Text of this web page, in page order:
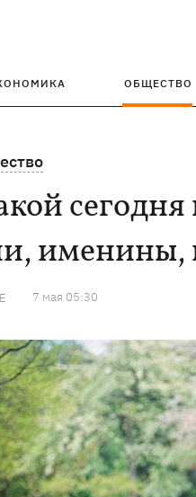
ОБЩЕСТВО
именины,
7 мая 05:30